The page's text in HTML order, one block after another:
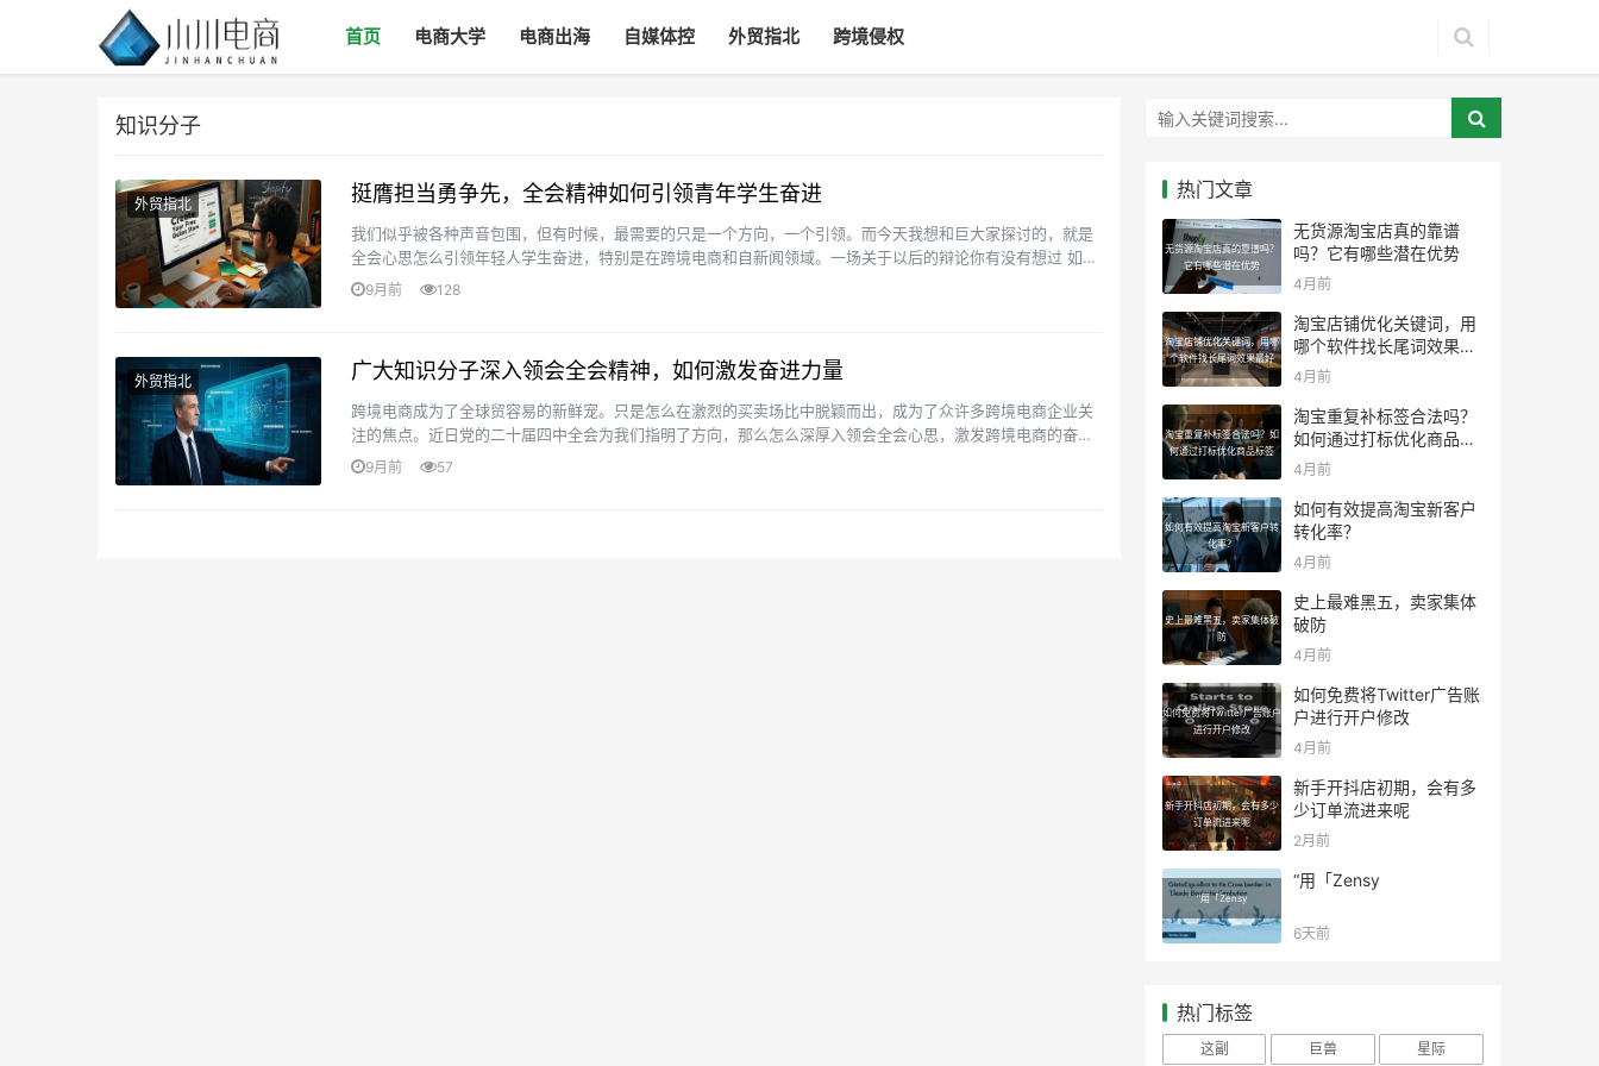
首页 电商大学 电商出海 自媒体控 外贸指北 跨境侵权
知识分子
外贸指北 挺膺担当勇争先，全会精神如何引领青年学生奋进
我们似乎被各种声音包围，但有时候，最需要的只是一个方向，一个引领。而今天我想和巨大家探讨的，就是
全会心思怎么引领年轻人学生奋进，特别是在跨境电商和自新闻领域。一场关于以后的辩论你有没有想过 如果
我们把地球想象成一个巨巨大的舞台，而我们是这玩···
9月前 128
外贸指北 广大知识分子深入领会全会精神，如何激发奋进力量
跨境电商成为了全球贸容易的新鲜宠。只是怎么在激烈的买卖场比中脱颖而出，成为了众许多跨境电商企业关
注的焦点。近日党的二十届四中全会为我们指明了方向，那么怎么深厚入领会全会心思，激发跨境电商的奋进
力量呢？且听我磨蹭磨蹭道来。一、 全会心思的核心···
9月前 57
热门文章
无货源淘宝店真的靠谱吗？
它有哪些潜在优势
无货源淘宝店真的靠谱
吗？它有哪些潜在优势
4月前
淘宝店铺优化关键词，用哪
个软件找长尾词效果最好
淘宝店铺优化关键词，用
哪个软件找长尾词效果最
好
4月前
淘宝重复补标签合法吗？如
何通过打标优化商品标签
淘宝重复补标签合法吗？
如何通过打标优化商品标
签
4月前
如何有效提高淘宝新客户转
化率？
如何有效提高淘宝新客户
转化率？
4月前
史上最难黑五，卖家集体破
防
史上最难黑五，卖家集体
破防
4月前
如何免费将Twitter广告账户
进行开户修改
如何免费将Twitter广告账
户进行开户修改
4月前
新手开抖店初期，会有多少
订单流进来呢
新手开抖店初期，会有多
少订单流进来呢
2月前
“用「Zensy
“用「Zensy
6天前
热门标签
这副 巨兽 星际